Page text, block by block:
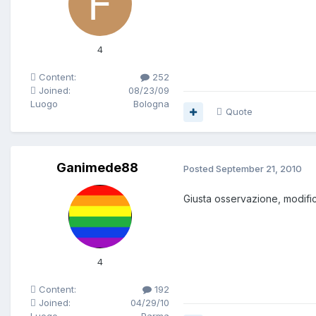
4
Content:
252
Joined:
08/23/09
Luogo
Bologna
Quote
Ganimede88
4
Content:
192
Joined:
04/29/10
Posted September 21, 2010
Giusta osservazione,